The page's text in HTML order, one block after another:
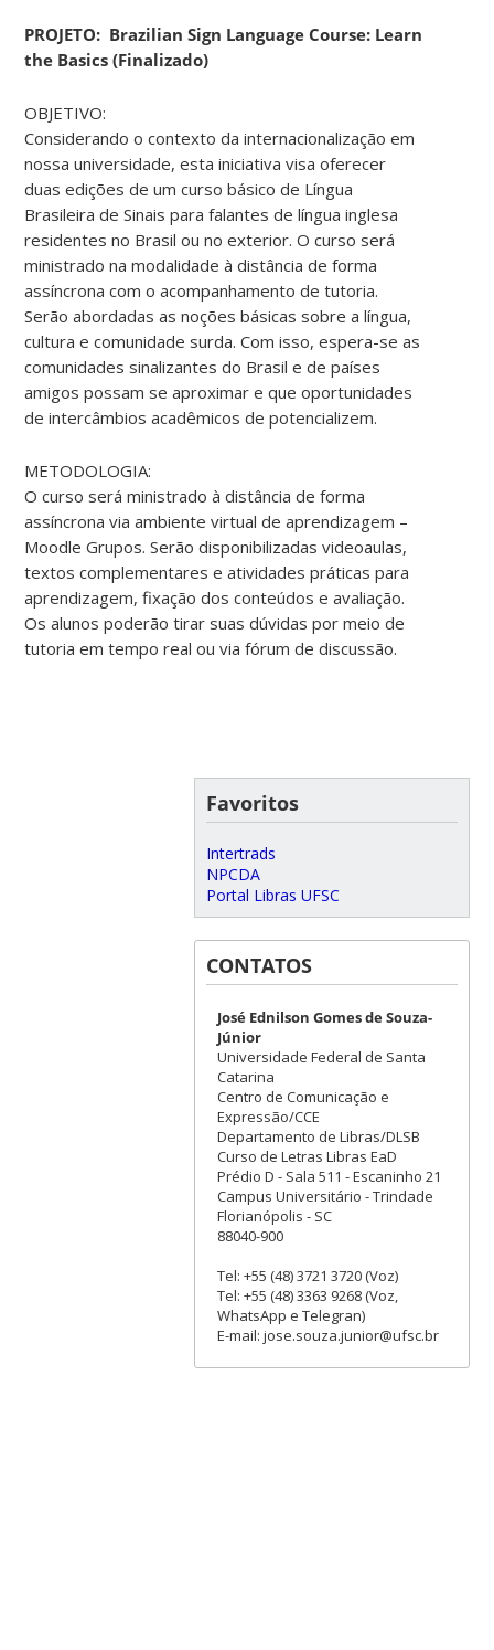
PROJETO: Brazilian Sign Language Course: Learn
the Basics (Finalizado)
OBJETIVO:
Considerando o contexto da internacionalização em
nossa universidade, esta iniciativa visa oferecer
duas edições de um curso básico de Língua
Brasileira de Sinais para falantes de língua inglesa
residentes no Brasil ou no exterior. O curso será
ministrado na modalidade à distância de forma
assíncrona com o acompanhamento de tutoria.
Serão abordadas as noções básicas sobre a língua,
cultura e comunidade surda. Com isso, espera-se as
comunidades sinalizantes do Brasil e de países
amigos possam se aproximar e que oportunidades
de intercâmbios acadêmicos de potencializem.
METODOLOGIA:
O curso será ministrado à distância de forma
assíncrona via ambiente virtual de aprendizagem –
Moodle Grupos. Serão disponibilizadas videoaulas,
textos complementares e atividades práticas para
aprendizagem, fixação dos conteúdos e avaliação.
Os alunos poderão tirar suas dúvidas por meio de
tutoria em tempo real ou via fórum de discussão.
Favoritos
Intertrads
NPCDA
Portal Libras UFSC
CONTATOS
José Ednilson Gomes de Souza-
Júnior
Universidade Federal de Santa
Catarina
Centro de Comunicação e
Expressão/CCE
Departamento de Libras/DLSB
Curso de Letras Libras EaD
Prédio D - Sala 511 - Escaninho 21
Campus Universitário - Trindade
Florianópolis - SC
88040-900
Tel: +55 (48) 3721 3720 (Voz)
Tel: +55 (48) 3363 9268 (Voz,
WhatsApp e Telegran)
E-mail: jose.souza.junior@ufsc.br